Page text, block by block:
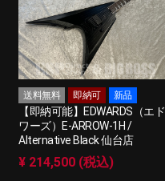
送料無料 即納可 新品
【即納可能】EDWARDS（エド
ワーズ）E-ARROW-1H /
Alternative Black 仙台店
¥ 214,500 (税込)